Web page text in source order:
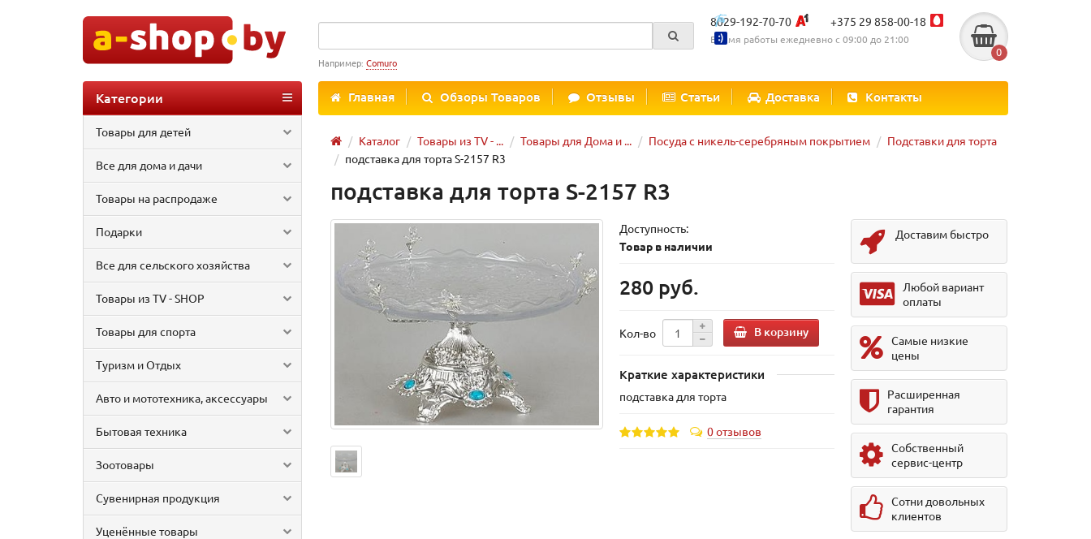
8029-192-70-70 +375 29 858-00-18
Время работы ежедневно с 09:00 до 21:00
0
Например: Comuro
Главная Обзоры Товаров Отзывы Статьи Доставка Контакты
Категории
Товары для детей
Все для дома и дачи
Товары на распродаже
Подарки
Все для сельского хозяйства
Товары из TV - SHOP
Товары для спорта
Туризм и Отдых
Авто и мототехника, аксессуары
Бытовая техника
Зоотовары
Сувенирная продукция
Уценённые товары
Каталог Товары из TV - ... Товары для Дома и ... Посуда с никель-серебряным покрытием
Подставки для торта
подставка для торта S-2157 R3
подставка для торта S-2157 R3
Доступность:
Товар в наличии
280 руб.
Кол-во В корзину
Краткие характеристики
подставка для торта
0 отзывов
Доставим быстро
Любой вариант
оплаты
Самые низкие
цены
Расширенная
гарантия
Собственный
сервис-центр
Сотни довольных
клиентов